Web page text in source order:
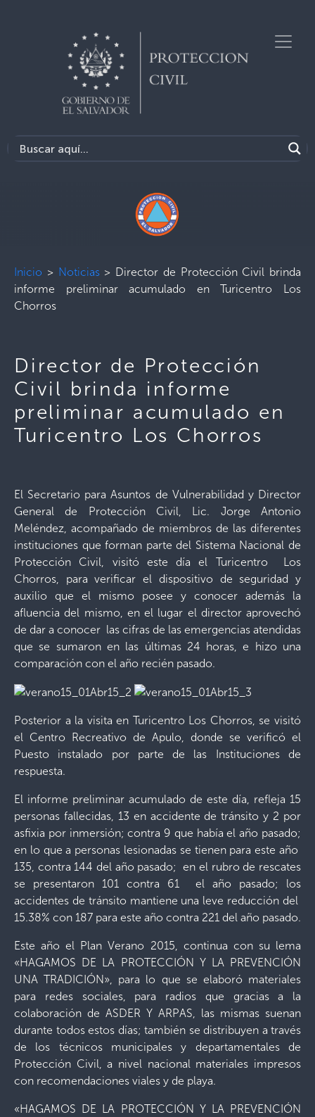
Inicio > Noticias> Director de Protección Civil brinda
informe preliminar acumulado en Turicentro Los
Chorros
Director de Protección
Civil brinda informe
preliminar acumulado en
Turicentro Los Chorros
El Secretario para Asuntos de Vulnerabilidad y Director
General de Protección Civil, Lic. Jorge Antonio
Meléndez, acompañado de miembros de las diferentes
instituciones que forman parte del Sistema Nacional de
Protección Civil, visitó este día el Turicentro Los
Chorros, para verificar el dispositivo de seguridad y
auxilio que el mismo posee y conocer además la
afluencia del mismo, en el lugar el director aprovechó
de dar a conocer las cifras de las emergencias atendidas
que se sumaron en las últimas 24 horas, e hizo una
comparación con el año recién pasado.
Posterior a la visita en Turicentro Los Chorros, se visitó
el Centro Recreativo de Apulo, donde se verificó el
Puesto instalado por parte de las Instituciones de
respuesta.
El informe preliminar acumulado de este día, refleja 15
personas fallecidas, 13 en accidente de tránsito y 2 por
asfixia por inmersión; contra 9 que había el año pasado;
en lo que a personas lesionadas se tienen para este año
135, contra 144 del año pasado; en el rubro de rescates
se presentaron 101 contra 61 el año pasado; los
accidentes de tránsito mantiene una leve reducción del
15.38% con 187 para este año contra 221 del año pasado.
Este año el Plan Verano 2015, continua con su lema
«HAGAMOS DE LA PROTECCIÓN Y LA PREVENCIÓN
UNA TRADICIÓN», para lo que se elaboró materiales
para redes sociales, para radios que gracias a la
colaboración de ASDER Y ARPAS, las mismas suenan
durante todos estos días; también se distribuyen a través
de los técnicos municipales y departamentales de
Protección Civil, a nivel nacional materiales impresos
con recomendaciones viales y de playa.
«HAGAMOS DE LA PROTECCIÓN Y LA PREVENCIÓN